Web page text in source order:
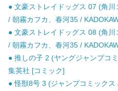
● 文豪ストレイドッグス 07 (角
/ 朝霧カフカ、春河35 /
● 文豪ストレイドッグス 08 (角
/ 朝霧カフカ、春河35 /
● 推しの子 2 (ヤングジャンプコ
集英社 [コミック]
● 怪獣8号 3 (ジャンプコミック